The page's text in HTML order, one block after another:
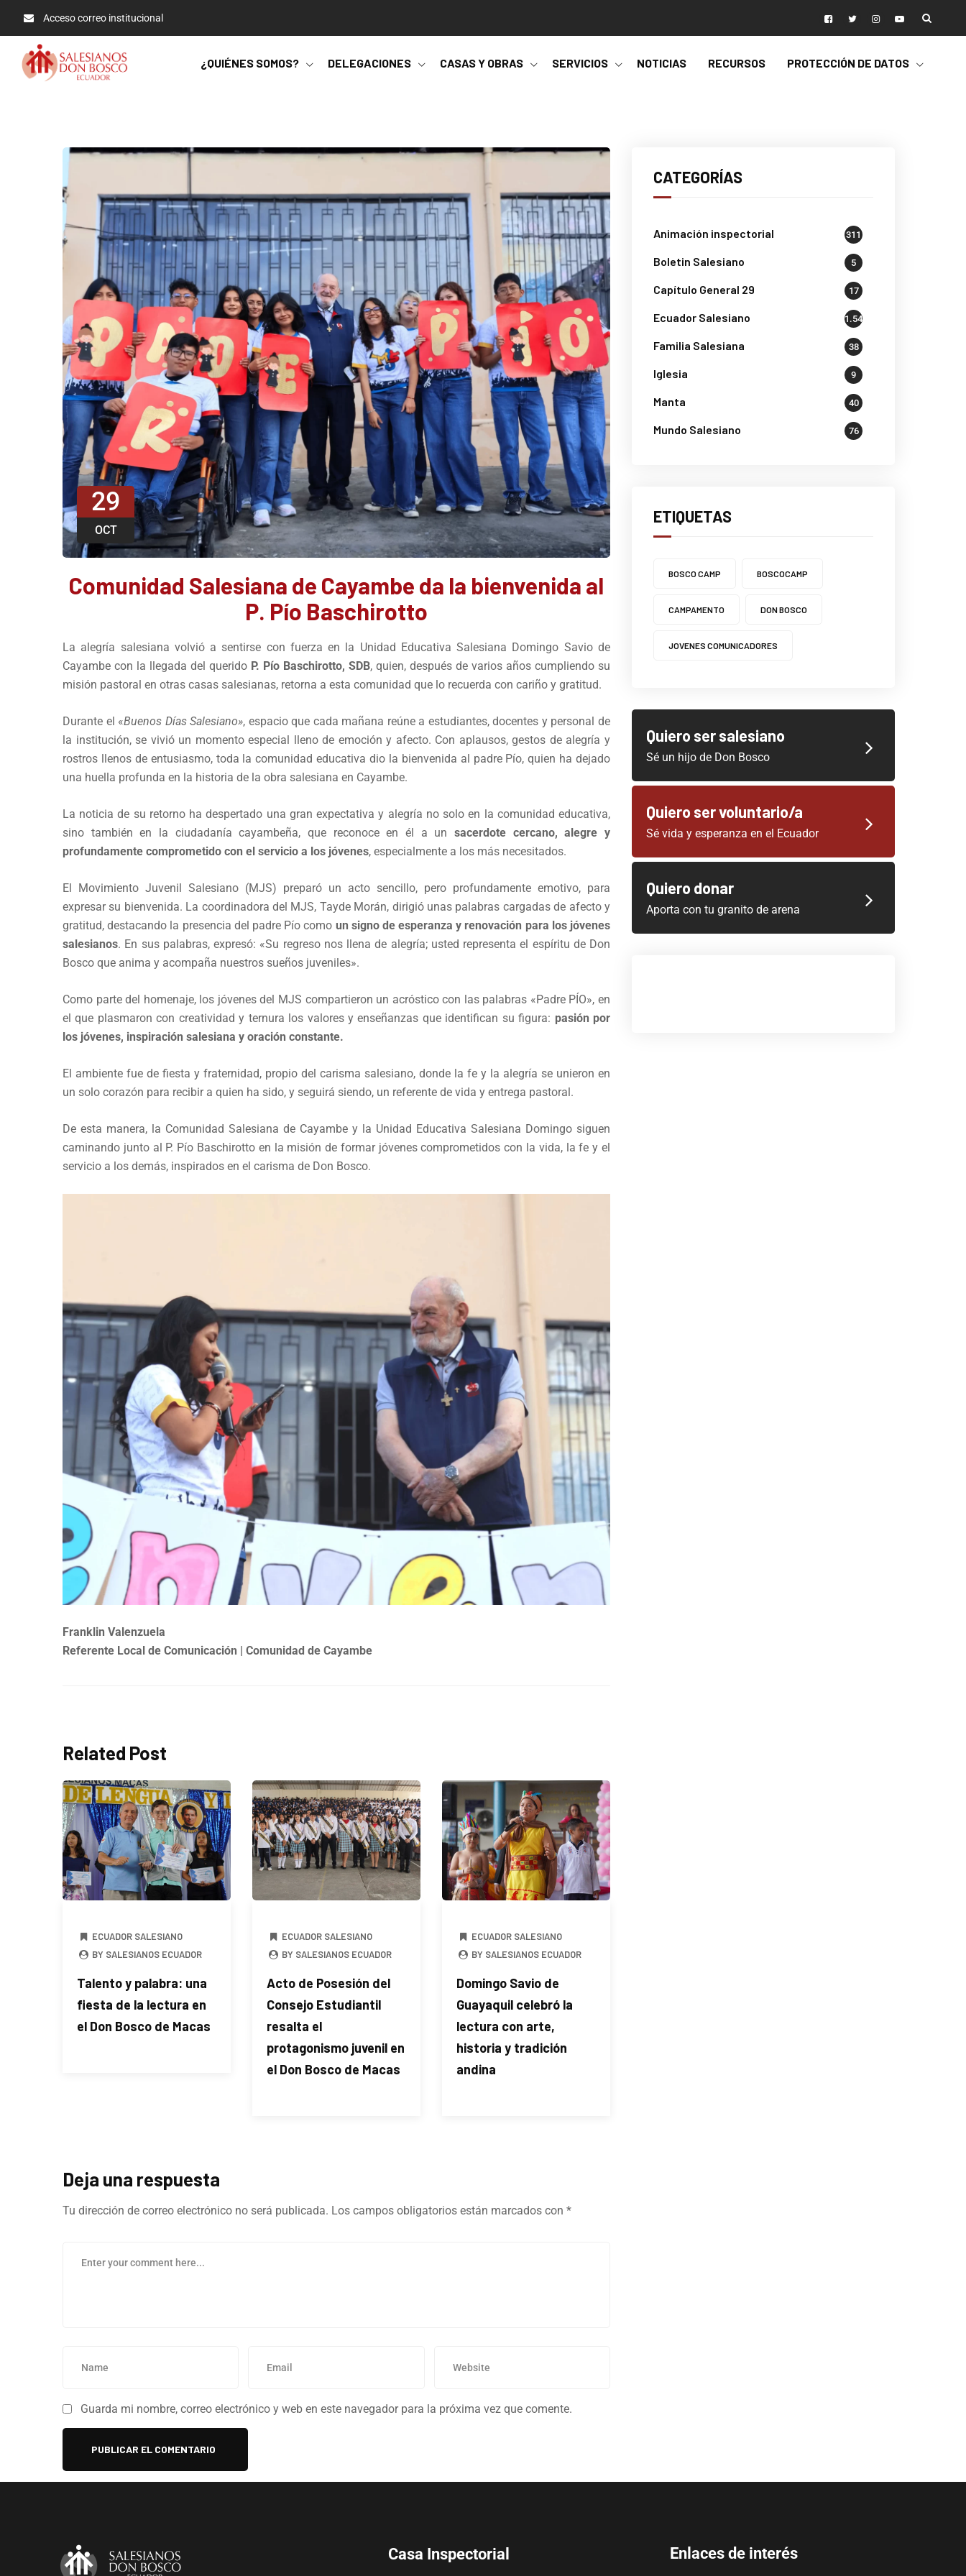
Acceso correo institucional
¿QUIÉNES SOMOS? DELEGACIONES CASAS Y OBRAS SERVICIOS NOTICIAS RECURSOS PROTECCIÓN DE DATOS
29
OCT
Comunidad Salesiana de Cayambe da la bienvenida al
P. Pío Baschirotto
La alegría salesiana volvió a sentirse con fuerza en la Unidad Educativa Salesiana Domingo Savio de
Cayambe con la llegada del querido P. Pío Baschirotto, SDB, quien, después de varios años cumpliendo su
misión pastoral en otras casas salesianas, retorna a esta comunidad que lo recuerda con cariño y gratitud.
Durante el «Buenos Días Salesiano», espacio que cada mañana reúne a estudiantes, docentes y personal de
la institución, se vivió un momento especial lleno de emoción y afecto. Con aplausos, gestos de alegría y
rostros llenos de entusiasmo, toda la comunidad educativa dio la bienvenida al padre Pío, quien ha dejado
una huella profunda en la historia de la obra salesiana en Cayambe.
La noticia de su retorno ha despertado una gran expectativa y alegría no solo en la comunidad educativa,
sino también en la ciudadanía cayambeña, que reconoce en él a un sacerdote cercano, alegre y
profundamente comprometido con el servicio a los jóvenes, especialmente a los más necesitados.
El Movimiento Juvenil Salesiano (MJS) preparó un acto sencillo, pero profundamente emotivo, para
expresar su bienvenida. La coordinadora del MJS, Tayde Morán, dirigió unas palabras cargadas de afecto y
gratitud, destacando la presencia del padre Pío como un signo de esperanza y renovación para los jóvenes
salesianos. En sus palabras, expresó: «Su regreso nos llena de alegría; usted representa el espíritu de Don
Bosco que anima y acompaña nuestros sueños juveniles».
Como parte del homenaje, los jóvenes del MJS compartieron un acróstico con las palabras «Padre PÍO», en
el que plasmaron con creatividad y ternura los valores y enseñanzas que identifican su figura: pasión por
los jóvenes, inspiración salesiana y oración constante.
El ambiente fue de fiesta y fraternidad, propio del carisma salesiano, donde la fe y la alegría se unieron en
un solo corazón para recibir a quien ha sido, y seguirá siendo, un referente de vida y entrega pastoral.
De esta manera, la Comunidad Salesiana de Cayambe y la Unidad Educativa Salesiana Domingo siguen
caminando junto al P. Pío Baschirotto en la misión de formar jóvenes comprometidos con la vida, la fe y el
servicio a los demás, inspirados en el carisma de Don Bosco.
Franklin Valenzuela
Referente Local de Comunicación | Comunidad de Cayambe
Related Post
ECUADOR SALESIANO
BY SALESIANOS ECUADOR
Talento y palabra: una
fiesta de la lectura en
el Don Bosco de Macas
ECUADOR SALESIANO
BY SALESIANOS ECUADOR
Acto de Posesión del
Consejo Estudiantil
resalta el
protagonismo juvenil en
el Don Bosco de Macas
ECUADOR SALESIANO
BY SALESIANOS ECUADOR
Domingo Savio de
Guayaquil celebró la
lectura con arte,
historia y tradición
andina
Deja una respuesta
Tu dirección de correo electrónico no será publicada. Los campos obligatorios están marcados con *
Guarda mi nombre, correo electrónico y web en este navegador para la próxima vez que comente.
CATEGORÍAS
Animación inspectorial 311
Boletin Salesiano 5
Capítulo General 29 17
Ecuador Salesiano 1.541
Familia Salesiana 38
Iglesia 9
Manta 40
Mundo Salesiano 76
ETIQUETAS
BOSCO CAMP BOSCOCAMP
CAMPAMENTO DON BOSCO
JOVENES COMUNICADORES
Quiero ser salesiano
Sé un hijo de Don Bosco
Quiero ser voluntario/a
Sé vida y esperanza en el Ecuador
Quiero donar
Aporta con tu granito de arena
Casa Inspectorial Enlaces de interés